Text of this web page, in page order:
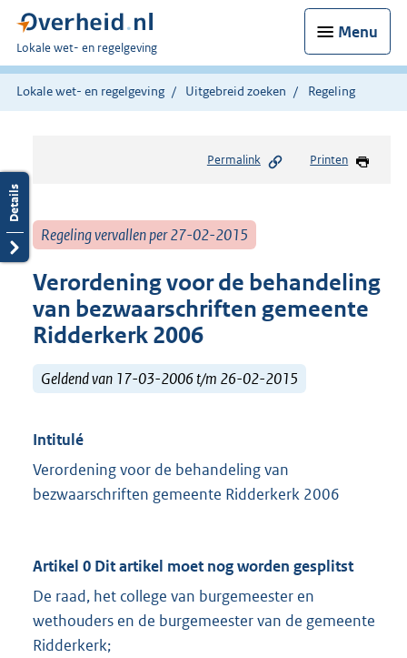
Menu
U
bent
hier:
Lokale wet- en regelgeving
Lokale wet- en regelgeving Uitgebreid zoeken Regeling
Permalink Printen
Regeling vervallen per 27-02-2015
Verordening voor de behandeling
van bezwaarschriften gemeente
Ridderkerk 2006
Geldend van 17-03-2006 t/m 26-02-2015
Intitulé
Verordening voor de behandeling van
bezwaarschriften gemeente Ridderkerk 2006
Artikel 0 Dit artikel moet nog worden gesplitst
De raad, het college van burgemeester en
wethouders en de burgemeester van de gemeente
Ridderkerk;